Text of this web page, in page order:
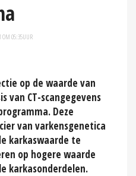
OM 05:35UUR
op de waarde van
van CT-scangegevens
Deze
van varkensgenetica
karkaswaarde te
op hogere waarde
karkasonderdelen.